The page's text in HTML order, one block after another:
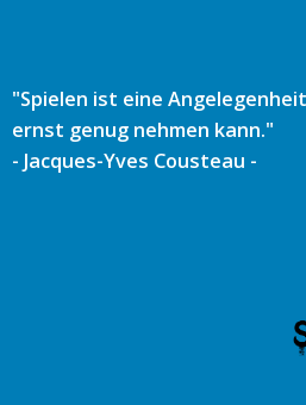
"Spielen ist eine
ernst genug nehmen kann."
- Jacques-Yves Cousteau -